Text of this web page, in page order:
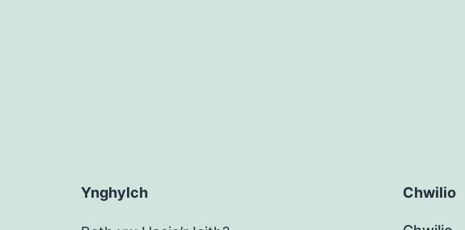
Ynghylch Chwilio